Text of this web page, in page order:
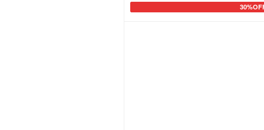
カートに